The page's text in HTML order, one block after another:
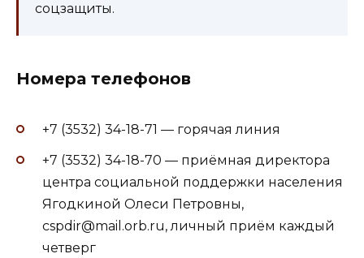
соцзащиты.
Номера телефонов
+7 (3532) 34-18-71 — горячая линия
+7 (3532) 34-18-70 — приёмная директора
центра социальной поддержки населения
Ягодкиной Олеси Петровны,
cspdir@mail.orb.ru, личный приём каждый
четверг